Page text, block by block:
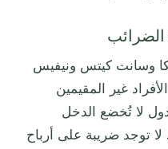
الضرائب
وسانت كيتس ونيفيس
غير المقيمين
لا تُخضع الدخل
لا توجد ضريبة على أرباح